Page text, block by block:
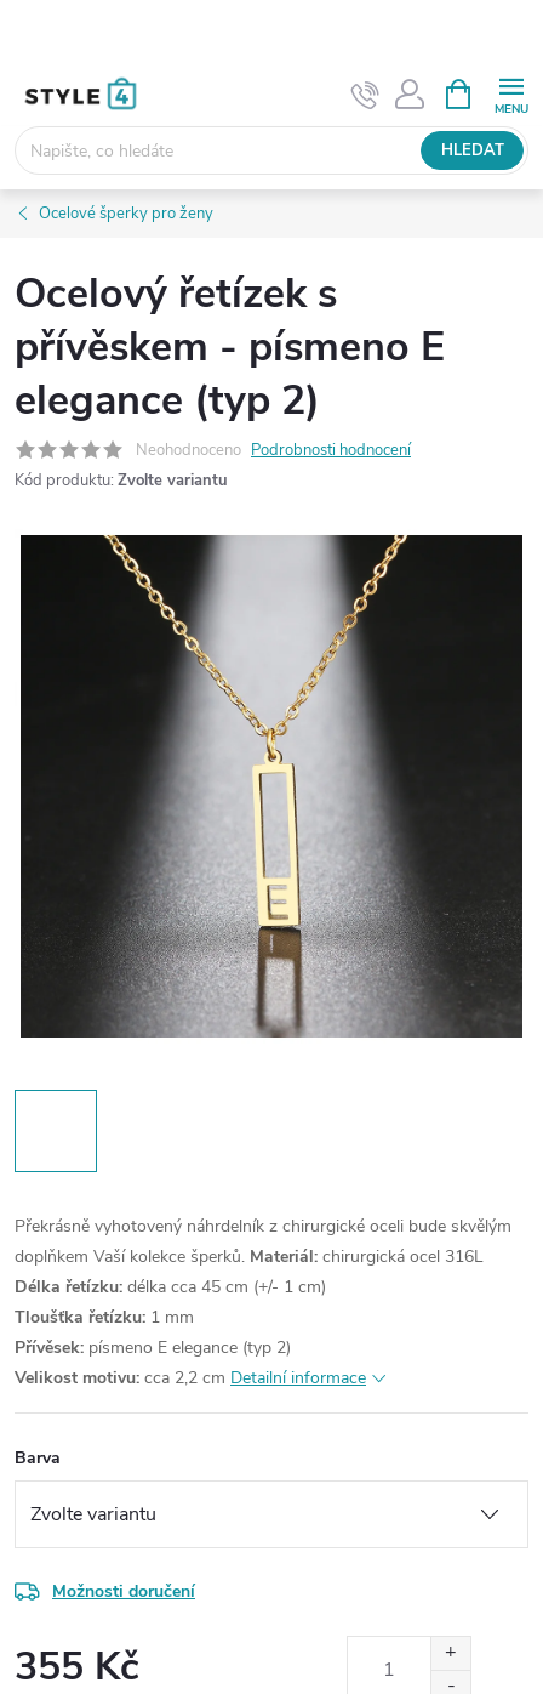
HLEDAT
NÁKUPNÍ
KOŠÍK
Ocelové šperky pro ženy
Ocelový řetízek s
přívěskem - písmeno E
elegance (typ 2)
Neohodnoceno Podrobnosti hodnocení
Kód produktu: Zvolte variantu
Překrásně vyhotovený náhrdelník z chirurgické oceli bude skvělým
doplňkem Vaší kolekce šperků. Materiál: chirurgická ocel 316L
Délka řetízku: délka cca 45 cm (+/- 1 cm)
Tloušťka řetízku: 1 mm
Přívěsek: písmeno E elegance (typ 2)
Velikost motivu: cca 2,2 cm Detailní informace
Barva
Možnosti doručení
355 Kč